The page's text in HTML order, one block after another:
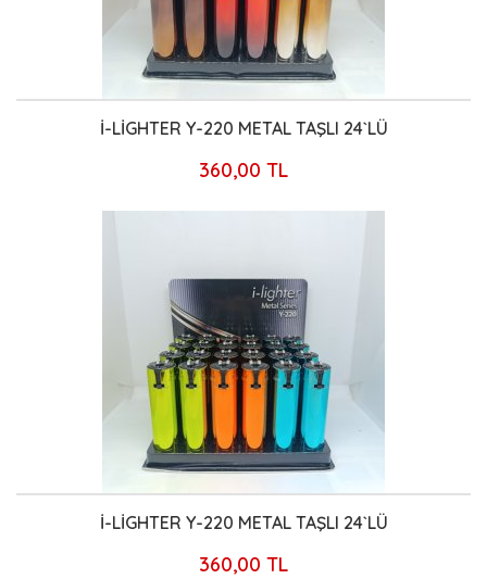
İ-LİGHTER Y-220 METAL TAŞLI 24`LÜ
360,00 TL
İ-LİGHTER Y-220 METAL TAŞLI 24`LÜ
360,00 TL